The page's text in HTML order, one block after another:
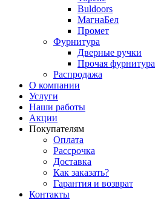
Buldoors
МагнаБел
Промет
Фурнитура
Дверные ручки
Прочая фурнитура
Распродажа
О компании
Услуги
Наши работы
Акции
Покупателям
Оплата
Рассрочка
Доставка
Как заказать?
Гарантия и возврат
Контакты